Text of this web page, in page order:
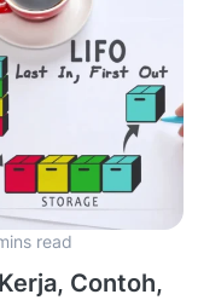
read
Contoh,